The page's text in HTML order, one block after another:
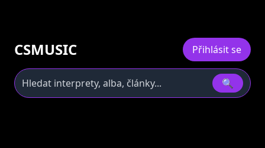
CSMUSIC Přihlásit se
🔍